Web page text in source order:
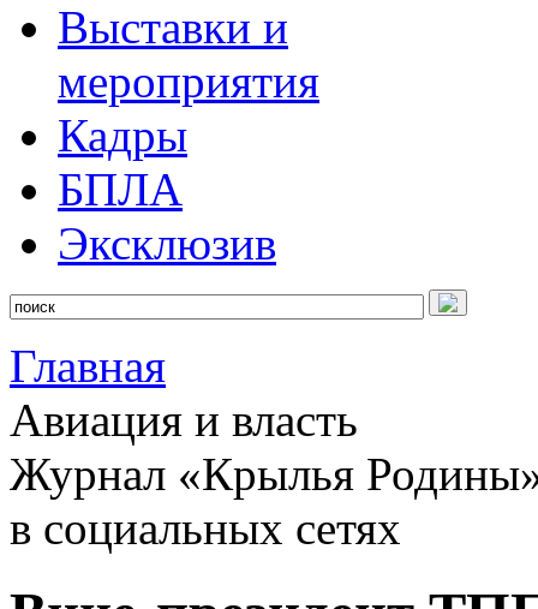
Выставки и
мероприятия
Кадры
БПЛА
Эксклюзив
Главная
Авиация и власть
Журнал «Крылья
в социальных сетях